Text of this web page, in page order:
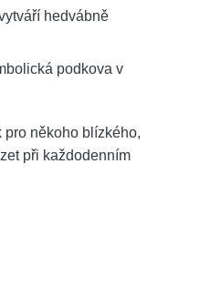
hedvábně
podkova v
někoho blízkého,
při každodenním